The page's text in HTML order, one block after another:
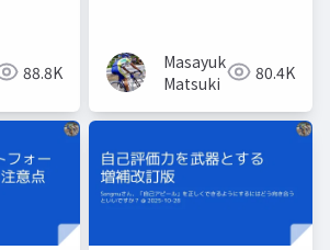
88.8K
Masayuki
Matsuki
80.4K